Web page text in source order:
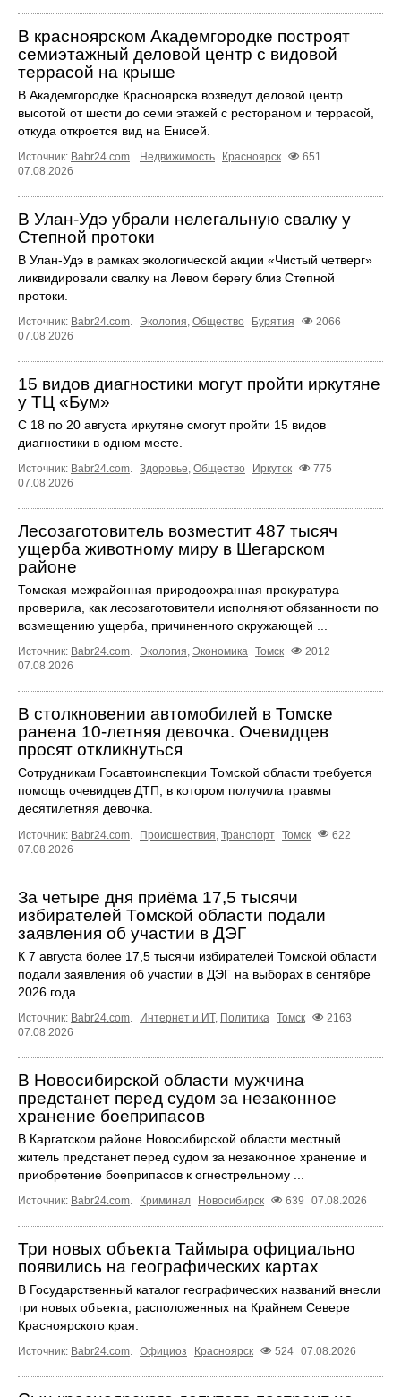
В красноярском Академгородке построят
семиэтажный деловой центр с видовой
террасой на крыше
В Академгородке Красноярска возведут деловой центр
высотой от шести до семи этажей с рестораном и террасой,
откуда откроется вид на Енисей.
Источник: Babr24.com. Недвижимость Красноярск
651
07.08.2026
В Улан-Удэ убрали нелегальную свалку у
Степной протоки
В Улан-Удэ в рамках экологической акции «Чистый четверг»
ликвидировали свалку на Левом берегу близ Степной
протоки.
Источник: Babr24.com. Экология, Общество Бурятия
2066
07.08.2026
15 видов диагностики могут пройти иркутяне
у ТЦ «Бум»
С 18 по 20 августа иркутяне смогут пройти 15 видов
диагностики в одном месте.
Источник: Babr24.com. Здоровье, Общество Иркутск
775
07.08.2026
Лесозаготовитель возместит 487 тысяч
ущерба животному миру в Шегарском
районе
Томская межрайонная природоохранная прокуратура
проверила, как лесозаготовители исполняют обязанности по
возмещению ущерба, причиненного окружающей ...
Источник: Babr24.com. Экология, Экономика Томск
2012
07.08.2026
В столкновении автомобилей в Томске
ранена 10-летняя девочка. Очевидцев
просят откликнуться
Сотрудникам Госавтоинспекции Томской области требуется
помощь очевидцев ДТП, в котором получила травмы
десятилетняя девочка.
Источник: Babr24.com Происшествия Транспорт Томск
622
07.08.2026
За четыре дня приёма 17,5 тысячи
избирателей Томской области подали
заявления об участии в ДЭГ
К 7 августа более 17,5 тысячи избирателей Томской области
подали заявления об участии в ДЭГ на выборах в сентябре
2026 года.
Источник: Babr24.com Интернет и ИТ, Политика Томск
2163
07.08.2026
В Новосибирской области мужчина
предстанет перед судом за незаконное
хранение боеприпасов
В Каргатском районе Новосибирской области местный
житель предстанет перед судом за незаконное хранение и
приобретение боеприпасов к огнестрельному ...
Источник: Babr24.com Криминал Новосибирск 639 07.08.2026
Три новых объекта Таймыра официально
появились на географических картах
В Государственный каталог географических названий внесли
три новых объекта, расположенных на Крайнем Севере
Красноярского края.
Источник: Babr24.com. Официоз Красноярск 524 07.08.2026